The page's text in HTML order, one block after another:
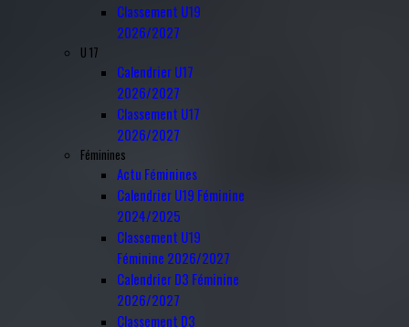
Classement U19
2026/2027
U 17
Calendrier U17
2026/2027
Classement U17
2026/2027
Féminines
Actu Féminines
Calendrier U19 Féminine
2024/2025
Classement U19
Féminine 2026/2027
Calendrier D3 Féminine
2026/2027
Classement D3